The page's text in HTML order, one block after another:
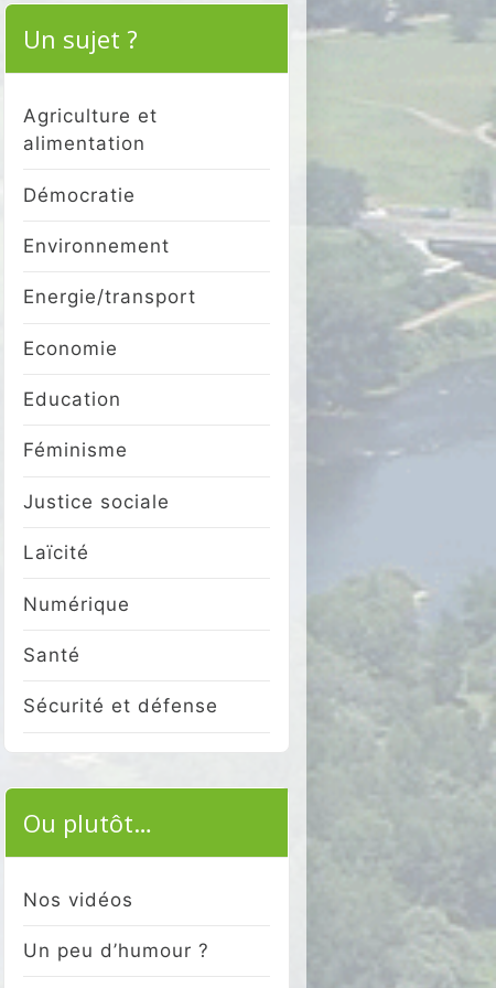
Un sujet ?
Agriculture et
alimentation
Démocratie
Environnement
Energie/transport
Economie
Education
Féminisme
Justice sociale
Laïcité
Numérique
Santé
Sécurité et défense
Ou plutôt…
Nos vidéos
Un peu d’humour ?